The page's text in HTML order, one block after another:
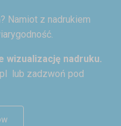
Namiot z nadrukiem
wizualizację nadruku.
lub zadzwoń pod